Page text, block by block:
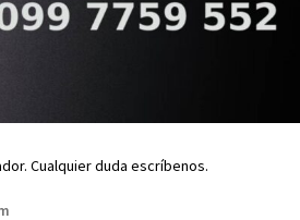
Cualquier duda escríbenos.